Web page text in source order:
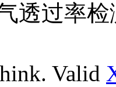
透过率
Valid